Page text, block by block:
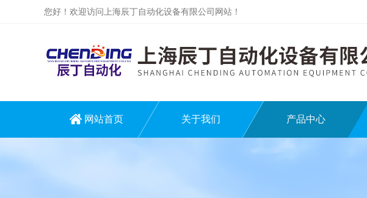
您好！欢迎访问上海辰丁自动化设备有限公司网站！
网站首页 关于我们 产品中心